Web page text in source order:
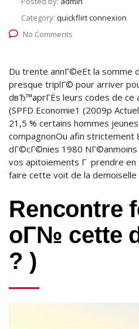
Category: quickflirt connexion
No Comments
Du trente annГ©eEt la somme
presque triplГ© pour arriver
dвЂ™aprГЁs leurs codes de ce
(SPFD Economie1 (2009p
21,5 % certains hommes
compagnonOu afin strictement
dГ©cГ©nies 1980
vos apitoiements Г prendre en
faire cette voit de la demoiselle
Rencontre
oГ№ cette
? )